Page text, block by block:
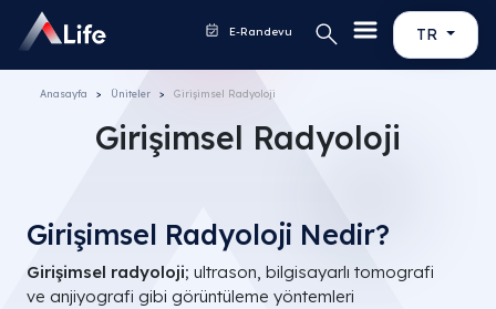
TR
E-Randevu
Anasayfa Üniteler Girişimsel Radyoloji
Girişimsel Radyoloji
Girişimsel Radyoloji Nedir?
Girişimsel radyoloji; ultrason, bilgisayarlı tomografi
ve anjiyografi gibi görüntüleme yöntemleri